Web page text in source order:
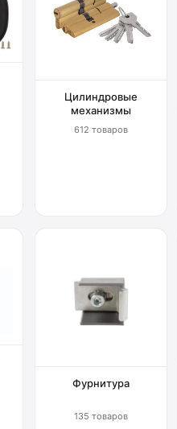
Цилиндровые
механизмы
612 товаров
Фурнитура
135 товаров